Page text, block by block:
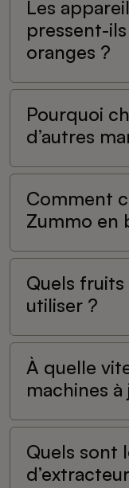
Les
pressent-
oranges ?
Pourquoi
d’autres
Comment
Zummo en
Quels
utiliser ?
À quelle
machines
Quels sont